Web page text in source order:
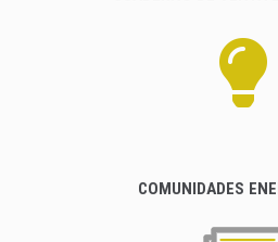
COMUNIDADES